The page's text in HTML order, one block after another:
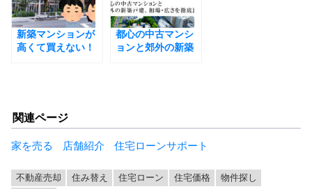
新築マンションが
高くて買えない！
都心の中古マンシ
ョンと郊外の新築
関連ページ
家を売る 店舗紹介 住宅ローンサポート
不動産売却 住み替え 住宅ローン 住宅価格
物件探し